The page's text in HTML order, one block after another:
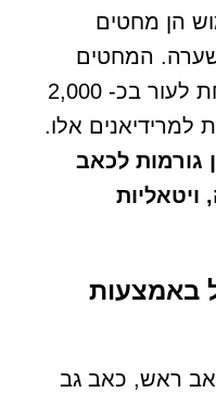
הן מחטים
שערה. המחטים
מוחדרות כ 2-3 מ"מ מתחת לעור בכ- 2,000
למרידיאנים אלו.
גורמות לכאב
באמצעות
כאב ראש, כאב גב